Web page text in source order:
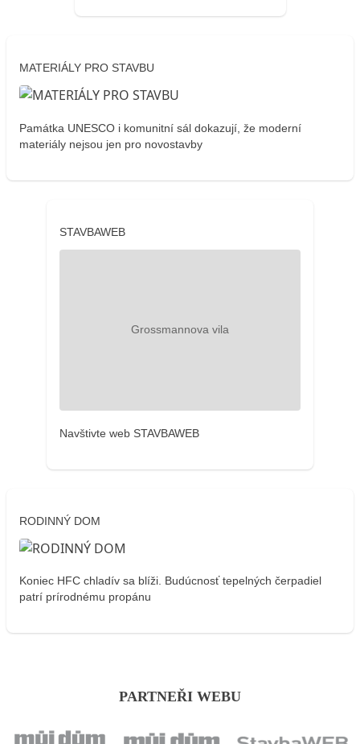
MATERIÁLY PRO STAVBU
Památka UNESCO i komunitní sál dokazují, že moderní
materiály nejsou jen pro novostavby
STAVBAWEB
Navštivte web STAVBAWEB
RODINNÝ DOM
Koniec HFC chladív sa blíži. Budúcnosť tepelných čerpadiel
patrí prírodnému propánu
PARTNEŘI WEBU